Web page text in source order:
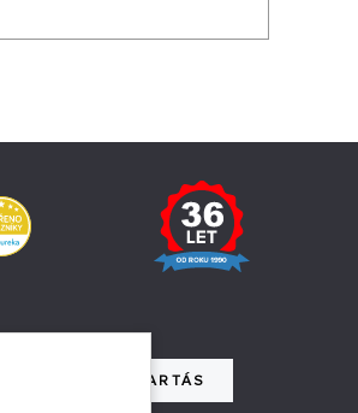
NYILVÁNTARTÁS